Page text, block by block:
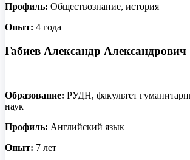
Профиль: Обществознание, история
Опыт: 4 года
Габиев Александр Александрович
Образование: РУДН, факультет
наук
Профиль: Английский язык
Опыт: 7 лет